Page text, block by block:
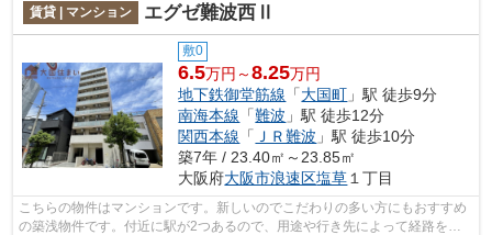
賃貸 | マンション エグゼ難波西Ⅱ
敷0
6.5万円～8.25万円
地下鉄御堂筋線 「大国町 」駅 徒歩9分
南海本線 「難波 」駅 徒歩12分
関西本線 「 ＪＲ難波 」駅 徒歩10分
築7年 / 23.40㎡～23.85㎡
大阪府大阪市浪速区塩草 １丁目
こちらの物件はマンションです。新しいのでこだわりの多い方にもおすすめ
の築浅物件です。付近に駅が2つあるので、用途や行き先によって経路を選